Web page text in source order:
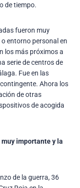
de tiempo.
fueron muy
entorno personal en
los más próximos a
serie de centros de
Fue en las
Ahora los
de otras
de acogida
importante y la
de la guerra, 36